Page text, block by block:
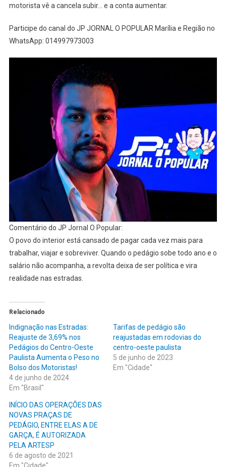
motorista vê a cancela subir… e a conta aumentar.
Participe do canal do JP JORNAL O POPULAR Marília e Região no
WhatsApp: 014997973003
Comentário do JP Jornal O Popular:
O povo do interior está cansado de pagar cada vez mais para
trabalhar, viajar e sobreviver. Quando o pedágio sobe todo ano e o
salário não acompanha, a revolta deixa de ser política e vira
realidade nas estradas.
Relacionado
Indignação nas Estradas:
Reajuste de 3,69% nos
Pedágios do Centro-Oeste
Paulista Aumenta o Peso no
Bolso dos Motoristas!
4 de junho de 2024
Em "Brasil"
Tarifas de pedágio são
reajustadas em rodovias do
centro-oeste paulista
5 de junho de 2023
Em "Cidade"
INÍCIO DAS OPERAÇÕES DAS
NOVAS PRAÇAS DE
PEDÁGIO, ENTRE ELAS A DE
GARÇA, É AUTORIZADA
PELA ARTESP
6 de agosto de 2021
Em "Cidade"